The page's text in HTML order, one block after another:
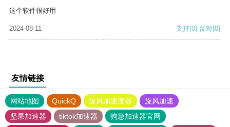
这个软件很好用
2024-08-11 支持[0] 反对[0]
友情链接
网站地图 QuickQ 旋风加速度器
旋风加速
坚果加速器
tiktok加速器
狗急加速器官网